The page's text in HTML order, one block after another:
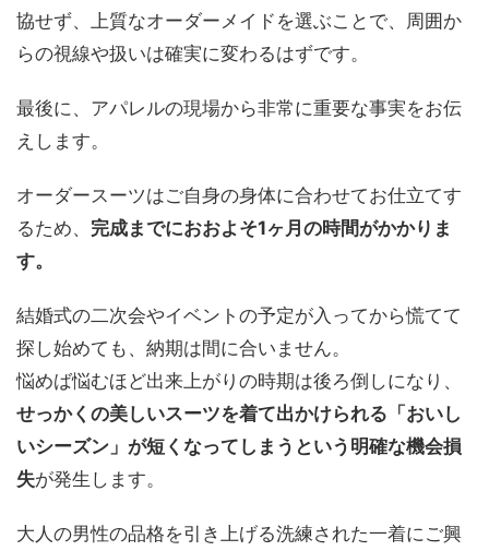
協せず、上質なオーダーメイドを選ぶことで、周囲か
らの視線や扱いは確実に変わるはずです。
最後に、アパレルの現場から非常に重要な事実をお伝
えします。
オーダースーツはご自身の身体に合わせてお仕立てす
るため、 完成までにおおよそ1ヶ月の時間がかかりま
す。
結婚式の二次会やイベントの予定が入ってから慌てて
探し始めても、納期は間に合いません。
悩めば悩むほど出来上がりの時期は後ろ倒しになり、
せっかくの美しいスーツを着て出かけられる「おいし
いシーズン」が短くなってしまうという明確な機会損
失が発生します。
大人の男性の品格を引き上げる洗練された一着にご興